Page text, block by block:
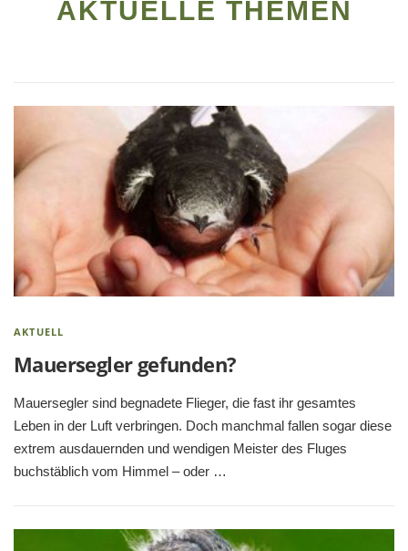
AKTUELLE THEMEN
AKTUELL
Mauersegler gefunden?
Mauersegler sind begnadete Flieger, die fast ihr gesamtes
Leben in der Luft verbringen. Doch manchmal fallen sogar diese
extrem ausdauernden und wendigen Meister des Fluges
buchstäblich vom Himmel – oder …